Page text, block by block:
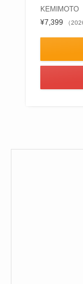
KEMIMOTO
¥7,399
（